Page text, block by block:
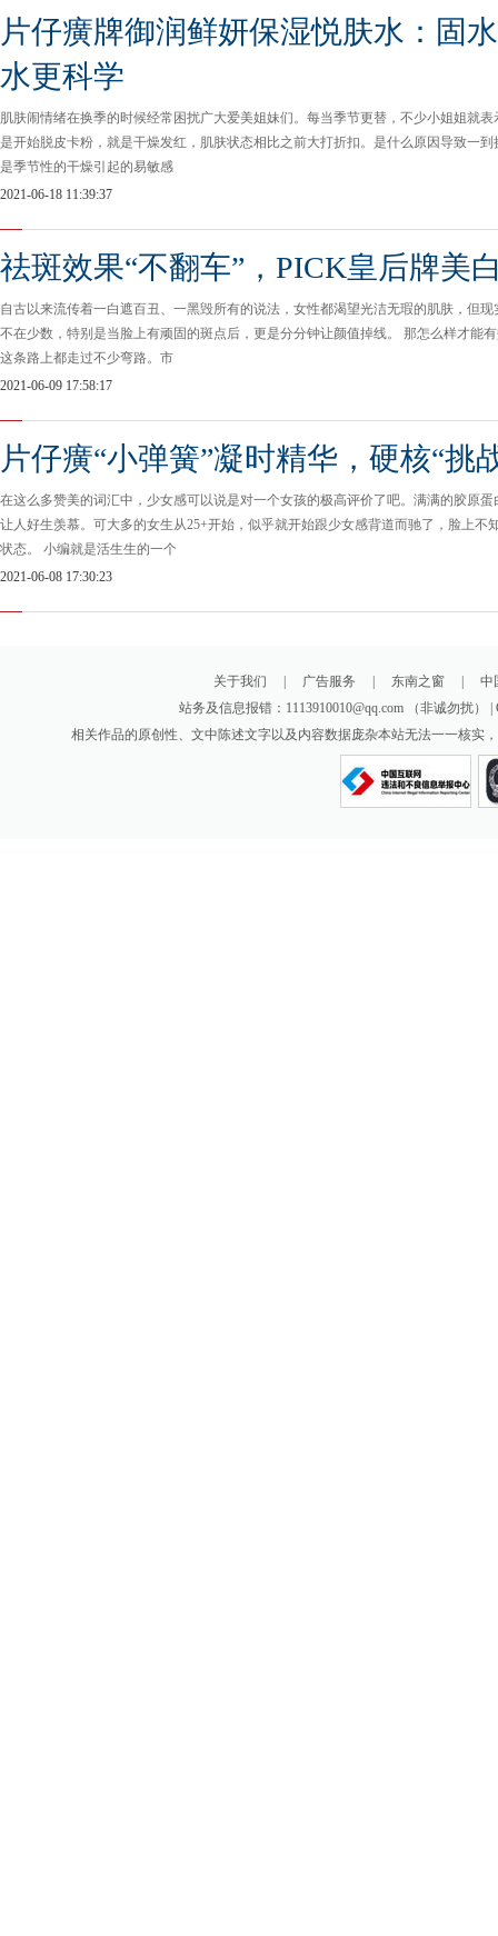
片仔癀牌御润鲜妍保湿悦肤水：固
水更科学
肌肤闹情绪在换季的时候经常困扰广大爱美姐妹们。每当季节更替，不少小姐姐就
是开始脱皮卡粉，就是干燥发红，肌肤状态相比之前大打折扣。是什么原因导致一
是季节性的干燥引起的易敏感
2021-06-18 11:39:37
祛斑效果“不翻车”，PICK皇后牌美
自古以来流传着一白遮百丑、一黑毁所有的说法，女性都渴望光洁无瑕的肌肤，但
不在少数，特别是当脸上有顽固的斑点后，更是分分钟让颜值掉线。 那怎么样才能
这条路上都走过不少弯路。市
2021-06-09 17:58:17
片仔癀“小弹簧”凝时精华，硬核“挑
在这么多赞美的词汇中，少女感可以说是对一个女孩的极高评价了吧。满满的胶原
让人好生羡慕。可大多的女生从25+开始，似乎就开始跟少女感背道而驰了，脸上不
状态。 小编就是活生生的一个
2021-06-08 17:30:23
关于我们 广告服务 东南之窗
中
站务及信息报错：1113910010@qq.com （非诚勿扰
相关作品的原创性、文中陈述文字以及内容数据庞杂本站无法一一核实